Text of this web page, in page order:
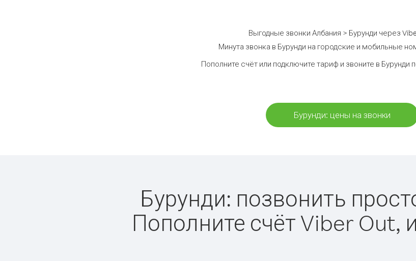
Выгодные звонки Албания > Бурунди через
Минута звонка в Бурунди на городские и мобильные
Пополните счёт или подключите тариф и звоните в
Бурунди: цены на звонки
Бурунди: позвонить
Пополните счёт Viber Out,